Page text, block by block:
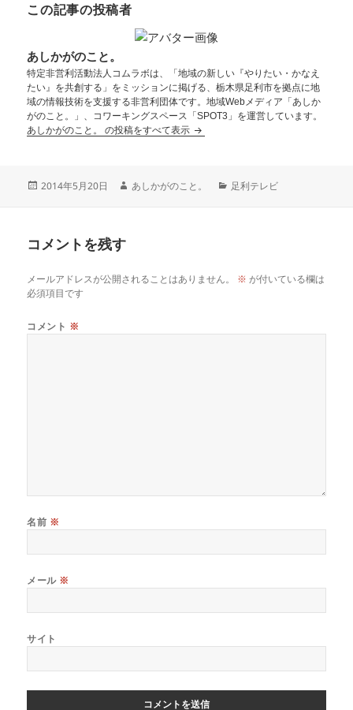
この記事の投稿者
あしかがのこと。
特定非営利活動法人コムラボは、「地域の新しい『やりたい・かなえ
たい』を共創する」をミッションに掲げる、栃木県足利市を拠点に地
域の情報技術を支援する非営利団体です。地域Webメディア「あしか
がのこと。」、コワーキングスペース「SPOT3」を運営しています。
あしかがのこと。 の投稿をすべて表示
2014年5月20日 あしかがのこと。 足利テレビ
コメントを残す
メールアドレスが公開されることはありません。 ※ が付いている欄は
必須項目です
コメント ※
名前 ※
メール ※
サイト